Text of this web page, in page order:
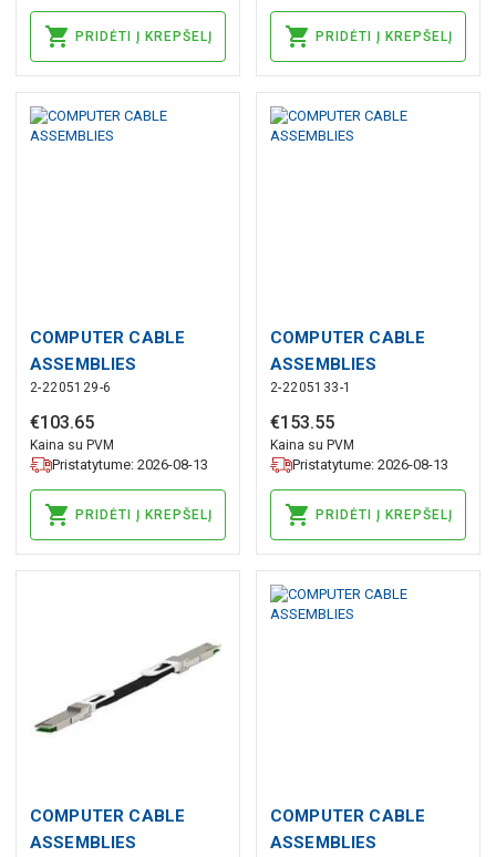
PRIDĖTI Į KREPŠELĮ PRIDĖTI Į KREPŠELĮ
COMPUTER CABLE
ASSEMBLIES
2-2205129-6
€103.65
Kaina su PVM
Pristatytume: 2026-08-13
PRIDĖTI Į KREPŠELĮ
COMPUTER CABLE
ASSEMBLIES
2-2205133-1
€153.55
Kaina su PVM
Pristatytume: 2026-08-13
PRIDĖTI Į KREPŠELĮ
COMPUTER CABLE
ASSEMBLIES
COMPUTER CABLE
ASSEMBLIES